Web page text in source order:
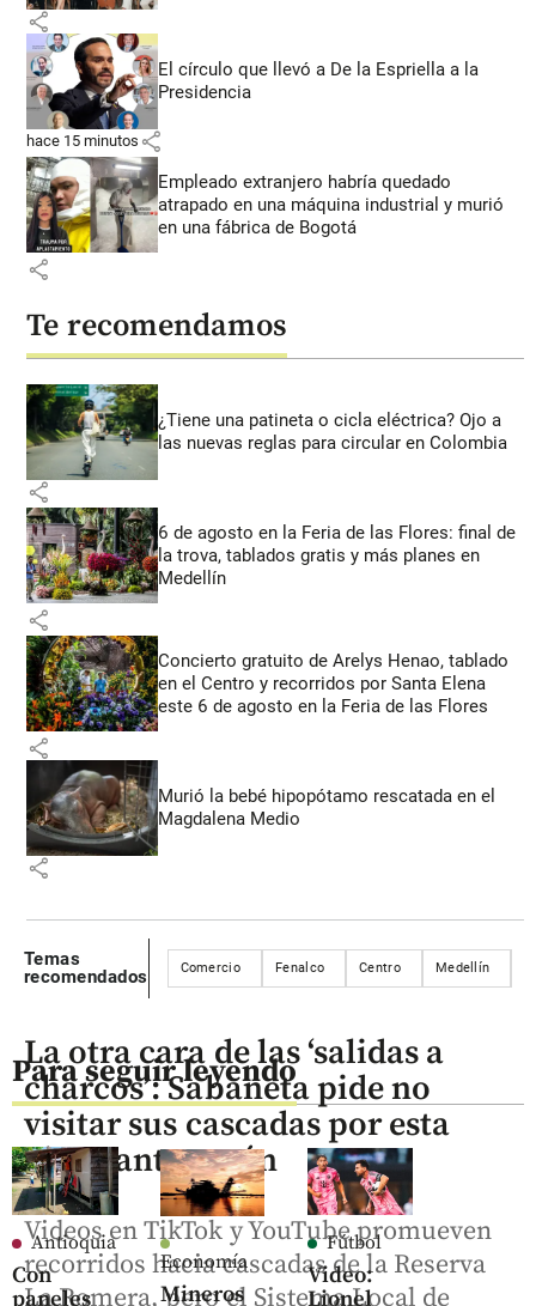
share
El círculo que llevó a De la Espriella a la
Presidencia
hace 15 minutos share
Empleado extranjero habría quedado
atrapado en una máquina industrial y murió
en una fábrica de Bogotá
share
Te recomendamos
¿Tiene una patineta o cicla eléctrica? Ojo a
las nuevas reglas para circular en Colombia
share
6 de agosto en la Feria de las Flores: final de
la trova, tablados gratis y más planes en
Medellín
share
Concierto gratuito de Arelys Henao, tablado
en el Centro y recorridos por Santa Elena
este 6 de agosto en la Feria de las Flores
share
Murió la bebé hipopótamo rescatada en el
Magdalena Medio
share
Temas
recomendados
Comercio Fenalco Centro Medellín
Para seguir leyendo
Antioquia
Con
paneles
Economía
Mineros
Fútbol
Video:
Lionel
La otra cara de las ‘salidas a
charcos’: Sabaneta pide no
visitar sus cascadas por esta
alarmante razón
Videos en TikTok y YouTube promueven
recorridos hacia cascadas de la Reserva
La Romera, pero el Sistema Local de